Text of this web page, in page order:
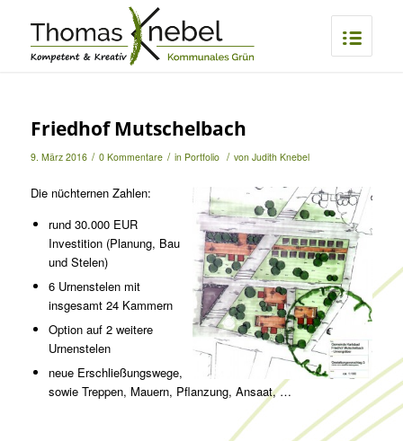
Friedhof Mutschelbach
9. März 2016 / 0 Kommentare / in Portfolio / von Judith Knebel
Die nüchternen Zahlen:
rund 30.000 EUR
Investition (Planung, Bau
und Stelen)
6 Urnenstelen mit
insgesamt 24 Kammern
Option auf 2 weitere
Urnenstelen
neue Erschließungswege,
sowie Treppen, Mauern, Pflanzung, Ansaat, …